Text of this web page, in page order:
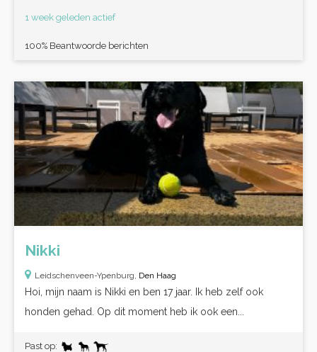
1 week geleden actief
100% Beantwoorde berichten
Nikki
Leidschenveen-Ypenburg, Den Haag
Hoi, mijn naam is Nikki en ben 17 jaar. Ik heb zelf ook
honden gehad. Op dit moment heb ik ook een...
Past op: